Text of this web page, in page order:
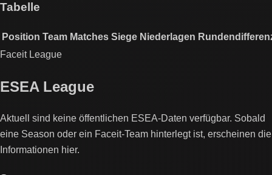
Tabelle
Position Team Matches Siege Niederlagen
Faceit League
ESEA League
Aktuell sind keine öffentlichen ESEA-Daten verfügbar. Sobald
eine Season oder ein Faceit-Team hinterlegt ist, erscheinen die
Informationen hier.